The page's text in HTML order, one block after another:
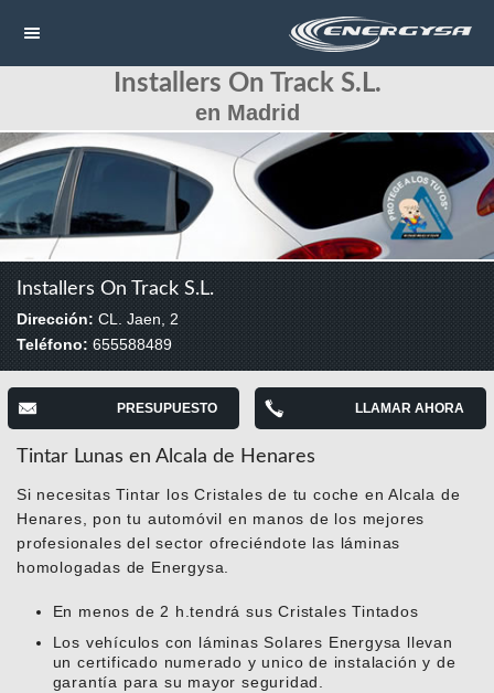
HOME
CONTACTAR
LLAMAR
Installers On Track S.L.
en Madrid
Installers On Track S.L.
Dirección: CL. Jaen, 2
Teléfono:655588489
PRESUPUESTO LLAMAR AHORA
Tintar Lunas en Alcala de Henares
Si necesitas Tintar los Cristales de tu coche en Alcala de
Henares, pon tu automóvil en manos de los mejores
profesionales del sector ofreciéndote las láminas
homologadas de Energysa.
En menos de 2 h.tendrá sus Cristales Tintados
Los vehículos con láminas Solares Energysa llevan
un certificado numerado y unico de instalación y de
garantía para su mayor seguridad.